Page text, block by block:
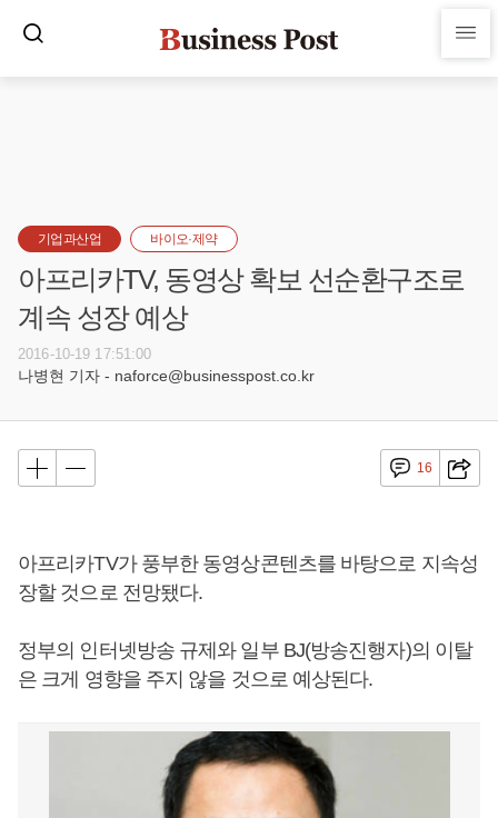
기업과산업 바이오·제약
아프리카TV, 동영상 확보 선순환구조로
계속 성장 예상
2016-10-19 17:51:00
나병현 기자 - naforce@businesspost.co.kr
16
아프리카TV가 풍부한 동영상콘텐츠를 바탕으로 지속성
장할 것으로 전망됐다.
정부의 인터넷방송 규제와 일부 BJ(방송진행자)의 이탈
은 크게 영향을 주지 않을 것으로 예상된다.